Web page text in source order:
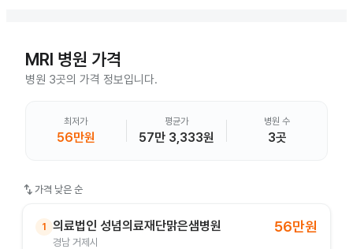
MRI 병원 가격
병원 3곳의 가격 정보입니다.
최저가
56만원
평균가
57만 3,333원
병원 수
3곳
swap_vert 가격 낮은 순
1 의료법인 성념의료재단맑은샘병원
경남 거제시
56만원